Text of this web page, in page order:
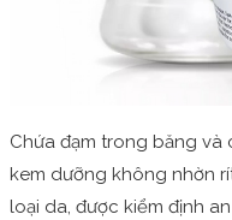
Chứa đạm trong băng và
kem dưỡng không nhờn
loại da, được kiểm định